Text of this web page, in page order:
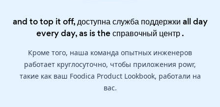
and to top it off, доступна служба поддержки all day
every day, as is theсправочный центр.
Кроме того, наша команда опытных инженеров
работает круглосуточно, чтобы приложения powr,
такие как ваш Foodica Product Lookbook, работали на
вас.